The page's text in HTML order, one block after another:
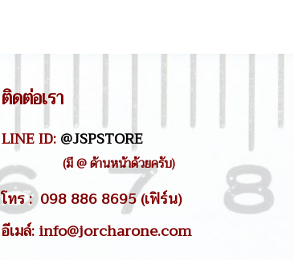
ติดต่อเรา
LINE ID:@JSPSTORE
(มี @ ด้านหน้าด้วยครับ)
โทร : 098 886 8695 (เฟิร์น)
อีเมล์: info@jorcharone.com